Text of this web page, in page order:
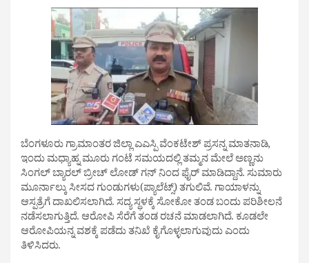
ಬೆಂಗಳೂರು ಗ್ರಾಮಾಂತರ ಜಿಲ್ಲಾ ಎಎಸ್ಪಿ ವೆಂಕಟೇಶ್ ಪ್ರಸನ್ನ ಮಾತನಾಡಿ,
ಇಂದು ಮಧ್ಯಾಹ್ನ ಮೂರು ಗಂಟೆ ಸಮಯದಲ್ಲಿ ತಮ್ಮನ ಮೇಲೆ ಅಣ್ಣನು
ಸಿಂಗಲ್ ಬ್ಯಾರಲ್ ಬ್ರೀಚ್ ಲೋಡ್ ಗನ್ ನಿಂದ ಫೈರ್ ಮಾಡಿದ್ದಾನೆ. ಸುಮಾರು
ಮೂರ್ನಾಲ್ಕು ಸೀಸದ ಗುಂಡುಗಳು(ಪ್ಯಾಲೆಟ್ಸ್) ತಗುಲಿವೆ. ಗಾಯಾಳನ್ನು
ಆಸ್ಪತ್ರೆಗೆ ದಾಖಲಿಸಲಾಗಿದೆ. ಸದ್ಯ ಸ್ಥಳಕ್ಕೆ ಸೋಕೋ ತಂಡ ಬಂದು ಪರಿಶೀಲನೆ
ನಡೆಸಲಾಗುತ್ತಿದೆ. ಆರೋಪಿ ಸೆರೆಗೆ ತಂಡ ರಚನೆ ಮಾಡಲಾಗಿದೆ. ಕೂಡಲೇ
ಆರೋಪಿಯನ್ನ ವಶಕ್ಕೆ ಪಡೆದು ತನಿಖೆ ಕೈಗೊಳ್ಳಲಾಗುವುದು ಎಂದು
ತಿಳಿಸಿದರು.